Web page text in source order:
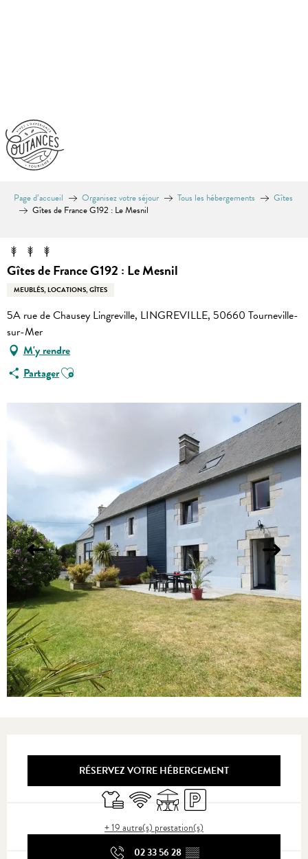
Page d’accueil Organisez votre séjour Tous les hébergements
Gîtes
Gîtes de France G192 : Le Mesnil
Gîtes de France G192 : Le Mesnil
MEUBLÉS, LOCATIONS, GÎTES
5A rue de Chausey Lingreville, LINGREVILLE, 50660 Tourneville-
sur-Mer
M'y rendre
PartagerAjouter aux favoris
RÉSERVEZ VOTRE HÉBERGEMENT
Draps et linge
WiFi TerrasseParking
+ 19 autre(s) prestation(s)
02 33 56 28 ▒▒